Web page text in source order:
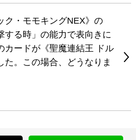
ク・モモキングNEX》の
する時」の能力で表向きに
カードが《聖魔連結王 ドル
た。この場合、どうなりま